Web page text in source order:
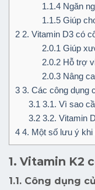
1.1.4Ngăn
1.1.5Giúp
2 2. Vitamin D3 có
2.0.1 Giúp
2.0.2Hỗ trợ
2.0.3Nâng
3 3. Các công dụng
3.1 3.1. Vì sao
3.23.2. Vitamin
4 4. Một số lưu ý
1. Vitamin K2
1.1. Công dụng